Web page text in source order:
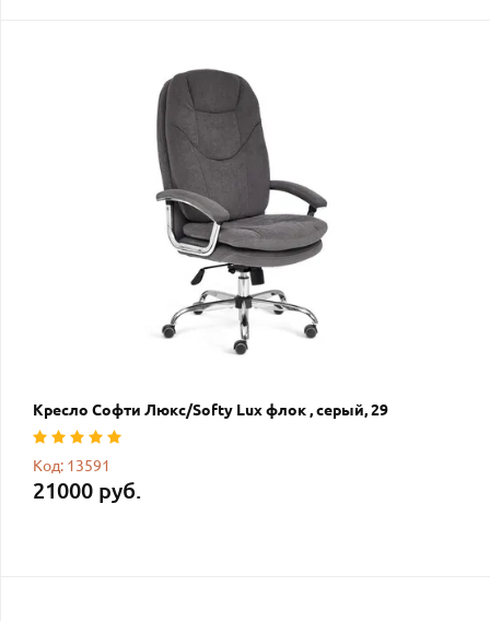
Кресло Софти Люкс/Softy Lux флок , серый, 29
Код: 13591
21000 руб.